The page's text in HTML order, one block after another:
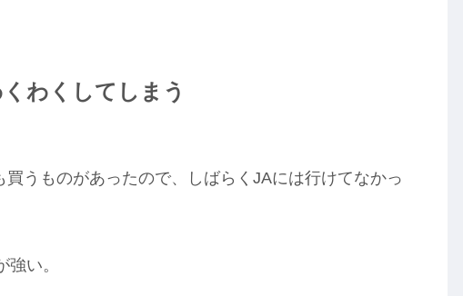
わくしてしまう
うものがあったので、しばらくJAには行けてなかっ
い。